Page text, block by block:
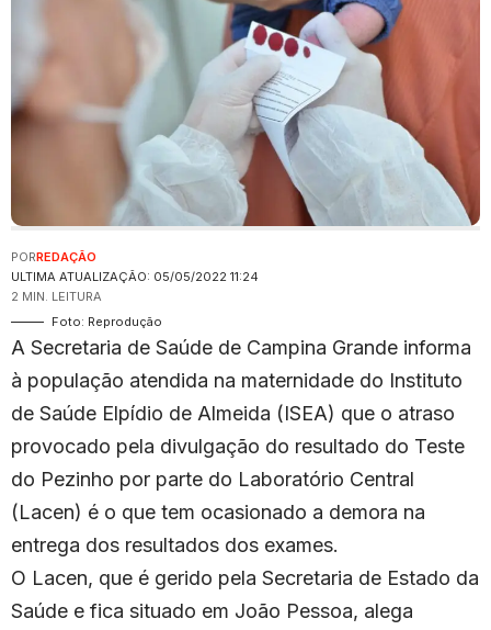
ULTIMA ATUALIZAÇÃO: 05/05/2022 11:24
PORREDAÇÃO
2 MIN. LEITURA
Foto: Reprodução
A Secretaria de Saúde de Campina Grande informa
à população atendida na maternidade do Instituto
de Saúde Elpídio de Almeida (ISEA) que o atraso
provocado pela divulgação do resultado do Teste
do Pezinho por parte do Laboratório Central
(Lacen) é o que tem ocasionado a demora na
entrega dos resultados dos exames.
O Lacen, que é gerido pela Secretaria de Estado da
Saúde e fica situado em João Pessoa, alega